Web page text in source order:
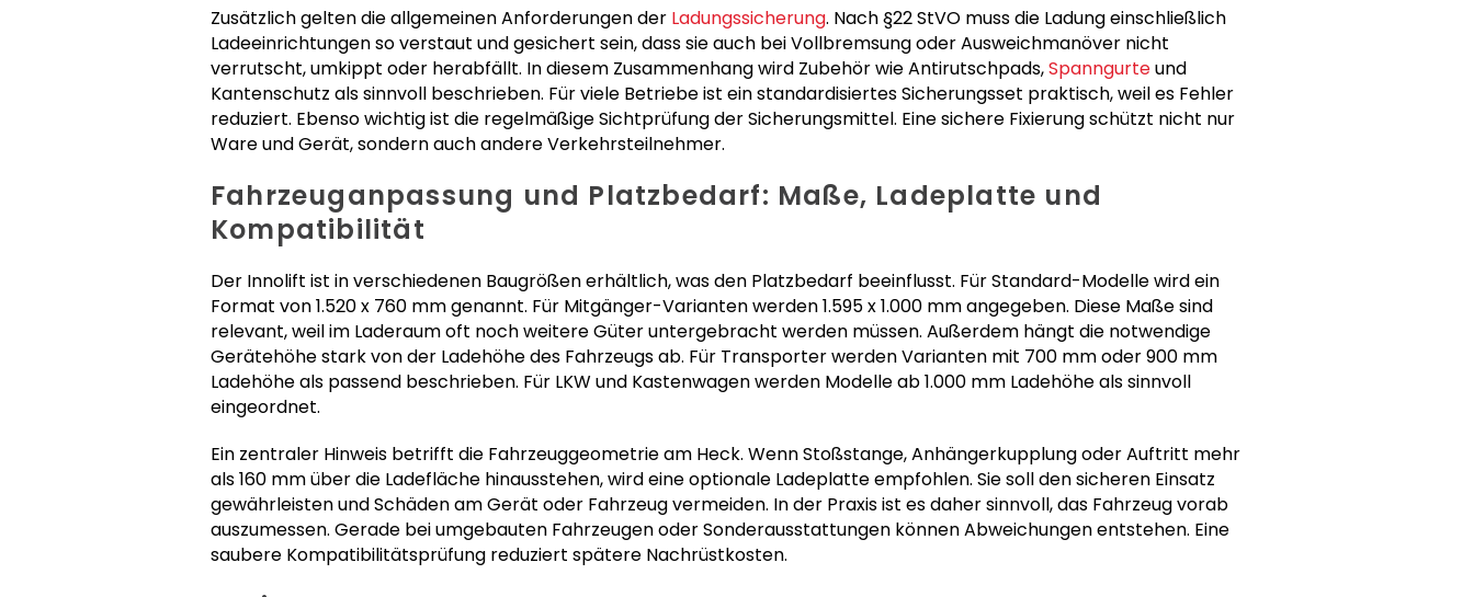
Zusätzlich gelten die allgemeinen Anforderungen der Ladungssicherung. Nach §22 StVO muss die Ladung einschließlich
Ladeeinrichtungen so verstaut und gesichert sein, dass sie auch bei Vollbremsung oder Ausweichmanöver nicht
verrutscht, umkippt oder herabfällt. In diesem Zusammenhang wird Zubehör wie Antirutschpads,Spanngurteund
Kantenschutz als sinnvoll beschrieben. Für viele Betriebe ist ein standardisiertes Sicherungsset praktisch, weil es Fehler
reduziert. Ebenso wichtig ist die regelmäßige Sichtprüfung der Sicherungsmittel. Eine sichere Fixierung schützt nicht nur
Ware und Gerät, sondern auch andere Verkehrsteilnehmer.
Fahrzeuganpassung und Platzbedarf: Maße, Ladeplatte und
Kompatibilität
Der Innolift ist in verschiedenen Baugrößen erhältlich, was den Platzbedarf beeinflusst. Für Standard-Modelle wird ein
Format von 1.520 x 760 mm genannt. Für Mitgänger-Varianten werden 1.595 x 1.000 mm angegeben. Diese Maße sind
relevant, weil im Laderaum oft noch weitere Güter untergebracht werden müssen. Außerdem hängt die notwendige
Gerätehöhe stark von der Ladehöhe des Fahrzeugs ab. Für Transporter werden Varianten mit 700 mm oder 900 mm
Ladehöhe als passend beschrieben. Für LKW und Kastenwagen werden Modelle ab 1.000 mm Ladehöhe als sinnvoll
eingeordnet.
Ein zentraler Hinweis betrifft die Fahrzeuggeometrie am Heck. Wenn Stoßstange, Anhängerkupplung oder Auftritt mehr
als 160 mm über die Ladefläche hinausstehen, wird eine optionale Ladeplatte empfohlen. Sie soll den sicheren Einsatz
gewährleisten und Schäden am Gerät oder Fahrzeug vermeiden. In der Praxis ist es daher sinnvoll, das Fahrzeug vorab
auszumessen. Gerade bei umgebauten Fahrzeugen oder Sonderausstattungen können Abweichungen entstehen. Eine
saubere Kompatibilitätsprüfung reduziert spätere Nachrüstkosten.